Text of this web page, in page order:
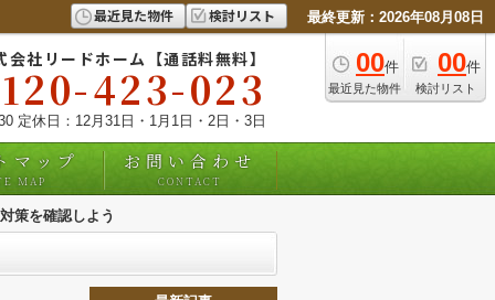
最近見た物件 検討リスト 最終更新：2026年08月08日
00件
最近見た物件
00件
検討リスト
会社リードホーム【通話料無料】
423-023
定休日：12月31日・1月1日・2日・3日
マップ
MAP
お問い合わせ
CONTACT
策を確認しよう